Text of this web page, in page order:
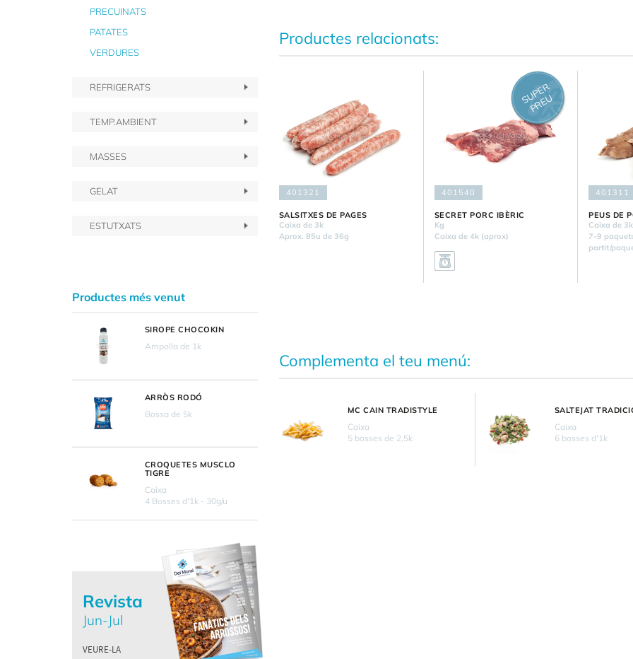
PRECUINATS
PATATES
VERDURES
REFRIGERATS
TEMP.AMBIENT
MASSES
GELAT
ESTUTXATS
Productes més venut
SIROPE CHOCOKIN
Ampolla de 1k
ARRÒS RODÓ
Bossa de 5k
CROQUETES MUSCLO
TIGRE
Caixa
4 Bosses d'1k - 30g/u
Revista
Jun-Jul
VEURE-LA
Productes relacionats:
401321
SALSITXES DE PAGES
Caixa de 3k
Aprox. 85u de 36g
401540
S
U
P
E
R
P
R
E
U
SECRET PORC IBÈRIC
Kg
Caixa de 4k (aprox)
401311
PEUS DE
Caixa de 3k
7-9
partit/
Complementa el teu menú:
MC CAIN TRADISTYLE
Caixa
5 bosses de 2,5k
SALTEJAT
Caixa
6 bosses d'1k